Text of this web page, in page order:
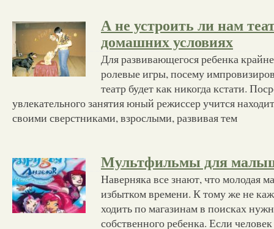
А не устроить ли нам
домашних условиях
Для развивающегося ребенка
ролевые игры, посему
театр будет как никогда кстати.
увлекательного занятия юный режиссер учится
своими сверстниками, взрослыми, развивая тем
Мультфильмы для
Наверняка все знают, что молодая
избытком времени. К тому же не
ходить по магазинам в поисках
собственного ребенка. Если человек